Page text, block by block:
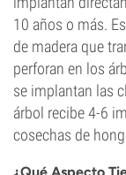
10 años o más.
de madera que
perforan en los
se implantan las
árbol recibe 4-6
cosechas de